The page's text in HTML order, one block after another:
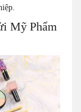
Mỹ Phẩm